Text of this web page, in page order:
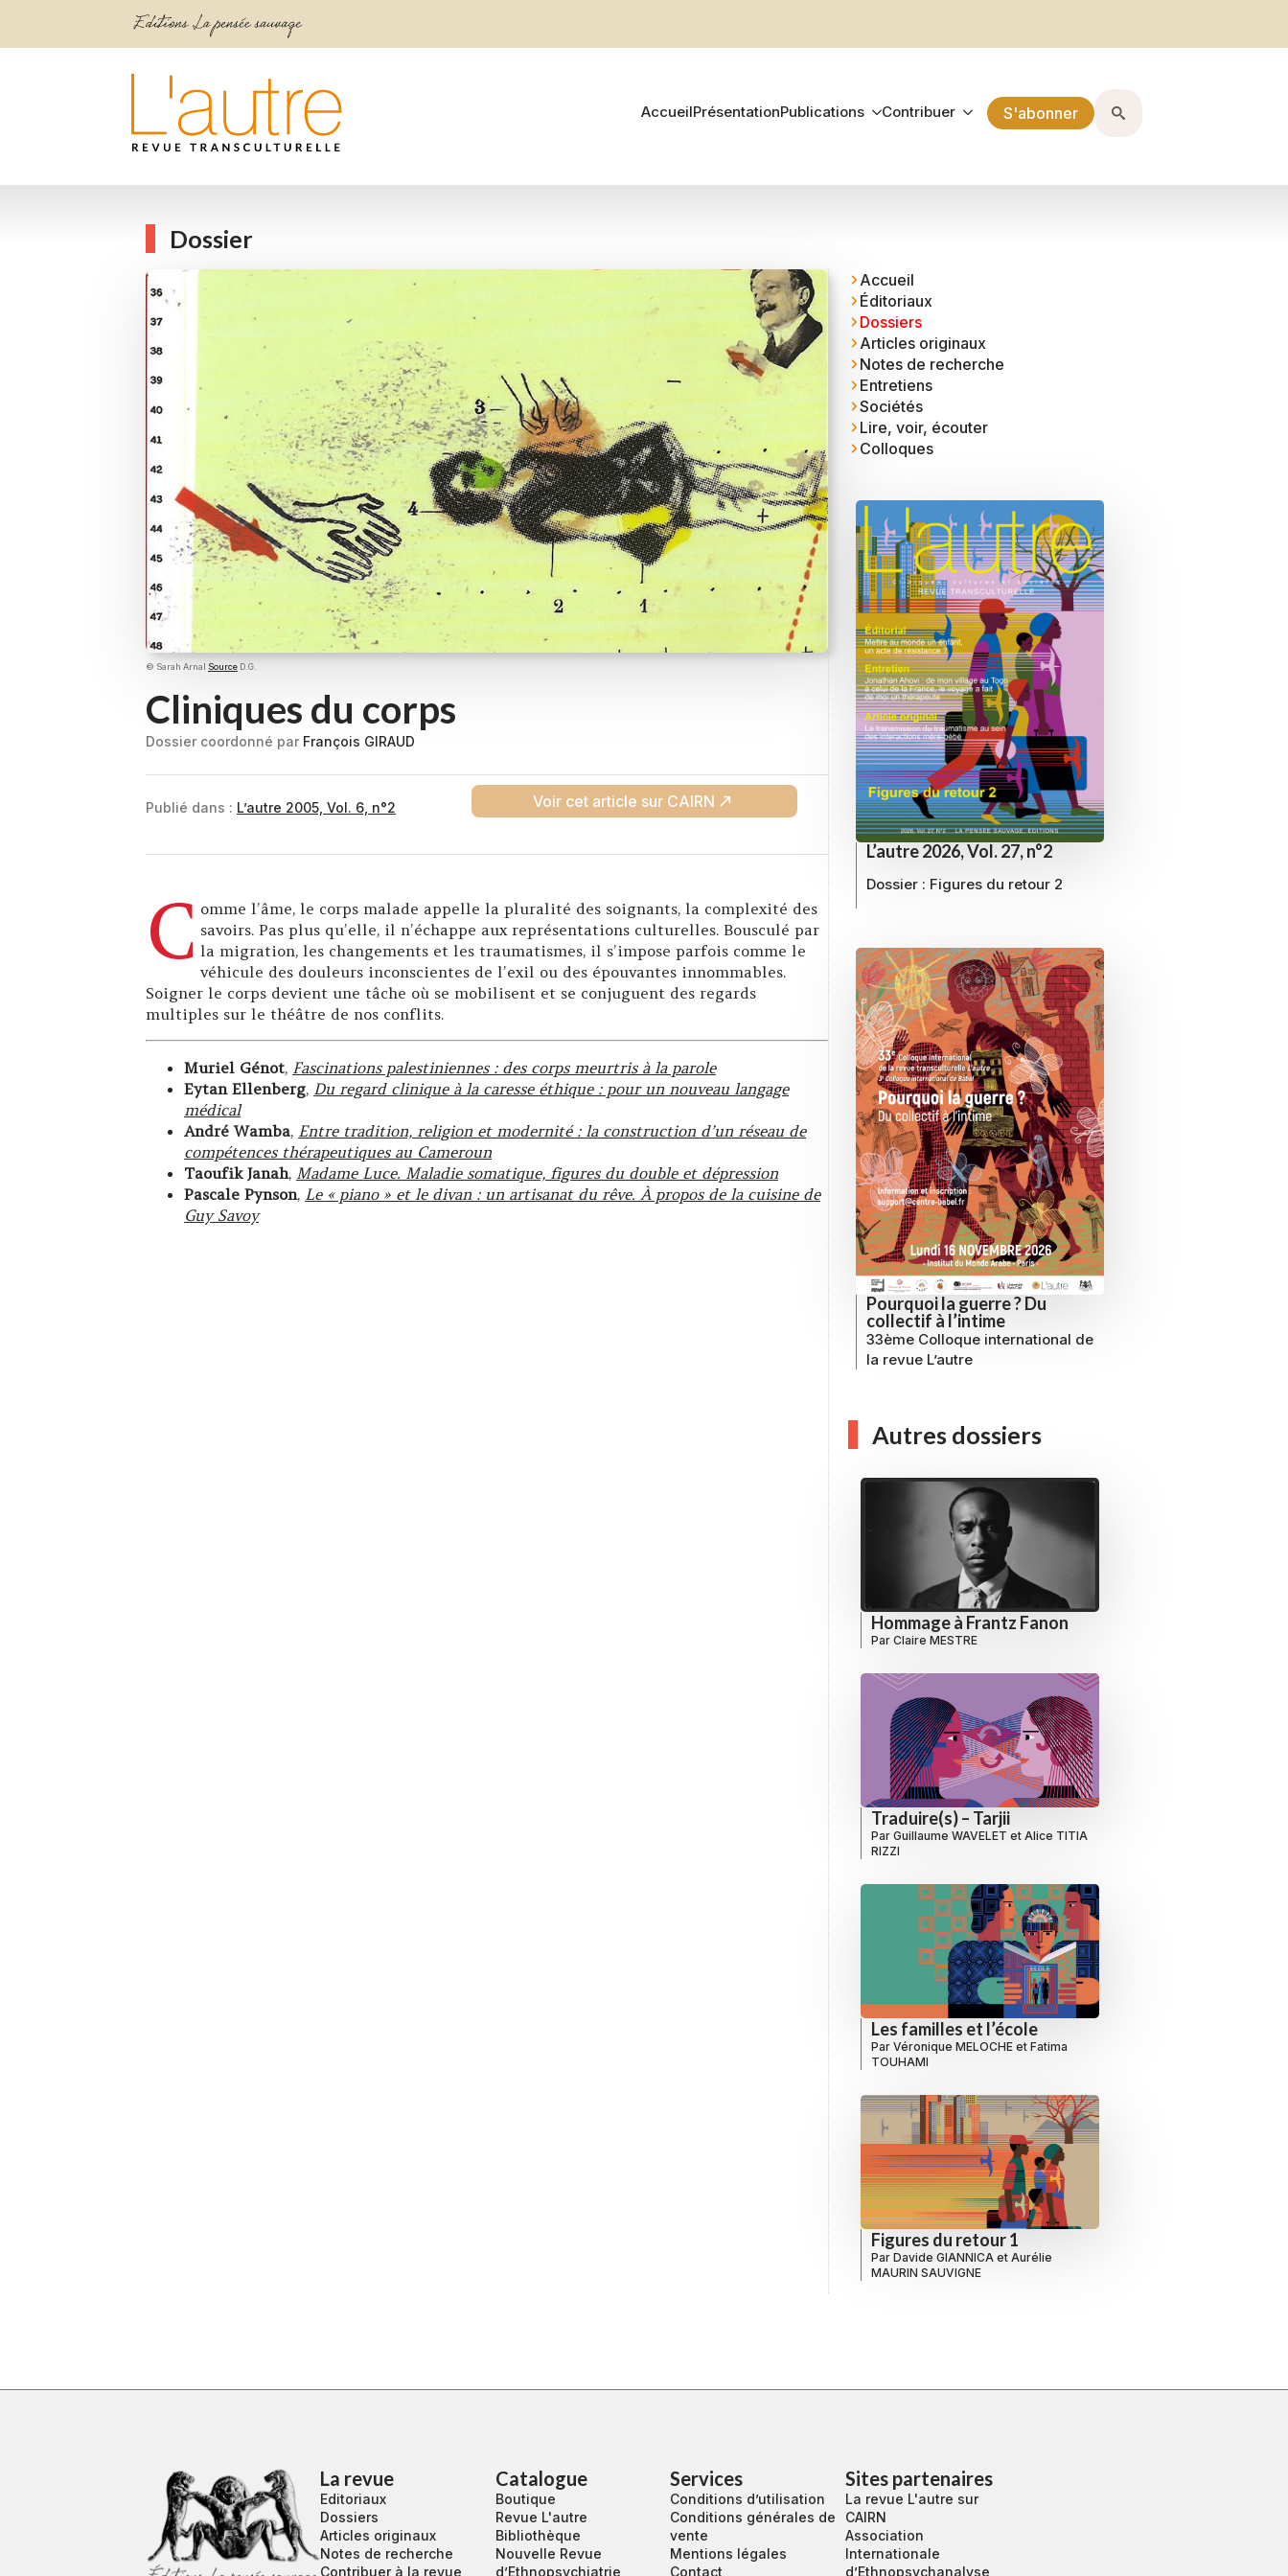
AccueilPrésentationPublications Contribuer S'abonner
Dossier
© Sarah Arnal Source D.G.
Cliniques du corps
Dossier coordonné par François GIRAUD
Publié dans : L’autre 2005, Vol. 6, n°2 Voir cet article sur CAIRN
C omme l’âme, le corps malade appelle la pluralité des soignants, la complexité des
savoirs. Pas plus qu’elle, il n’échappe aux représentations culturelles. Bousculé par
la migration, les changements et les traumatismes, il s’impose parfois comme le
véhicule des douleurs inconscientes de l’exil ou des épouvantes innommables.
Soigner le corps devient une tâche où se mobilisent et se conjuguent des regards
multiples sur le théâtre de nos conflits.
Muriel Génot, Fascinations palestiniennes : des corps meurtris à la parole
Eytan Ellenberg, Du regard clinique à la caresse éthique : pour un nouveau langage
médical
André Wamba, Entre tradition, religion et modernité : la construction d’un réseau de
compétences thérapeutiques au Cameroun
Taoufik Janah, Madame Luce. Maladie somatique, figures du double et dépression
Pascale Pynson, Le « piano » et le divan : un artisanat du rêve. À propos de la cuisine de
Guy Savoy
Accueil
Éditoriaux
Dossiers
Articles originaux
Notes de recherche
Entretiens
Sociétés
Lire, voir, écouter
Colloques
L’autre 2026, Vol. 27, n°2
Dossier : Figures du retour 2
Pourquoi la guerre ? Du
collectif à l’intime
33ème Colloque international de
la revue L’autre
Autres dossiers
Hommage à Frantz Fanon
Par Claire MESTRE
Traduire(s) – Tarjii
Par Guillaume WAVELET et Alice TITIA
RIZZI
Les familles et l’école
Par Véronique MELOCHE et Fatima
TOUHAMI
Figures du retour 1
Par Davide GIANNICA et Aurélie
MAURIN SAUVIGNE
La revue
Editoriaux
Dossiers
Articles originaux
Notes de recherche
Contribuer à la revue
Catalogue
Boutique
Revue L'autre
Bibliothèque
Nouvelle Revue
d’Ethnopsychiatrie
Services
Conditions d’utilisation
Conditions générales de
vente
Mentions légales
Contact
Sites partenaires
La revue L'autre sur
CAIRN
Association
Internationale
d’Ethnopsychanalyse